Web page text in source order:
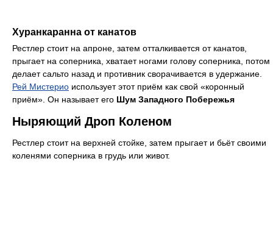
Хуранкаранна от канатов
Рестлер стоит на апроне, затем отталкивается от канатов,
прыгает на соперника, хватает ногами голову соперника, потом
делает сальто назад и противник сворачивается в удержание.
Рей Мистерио использует этот приём как свой «коронный
приём». Он называет его Шум Западного Побережья
Ныряющий Дроп Коленом
Рестлер стоит на верхней стойке, затем прыгает и бьёт своими
коленями соперника в грудь или живот.